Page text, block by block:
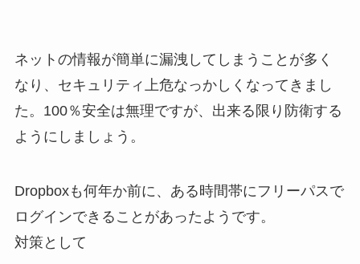
ネットの情報が簡単に漏洩してしまうことが多く
なり、セキュリティ上危なっかしくなってきまし
た。100％安全は無理ですが、出来る限り防衛する
ようにしましょう。
Dropboxも何年か前に、ある時間帯にフリーパスで
ログインできることがあったようです。
対策として